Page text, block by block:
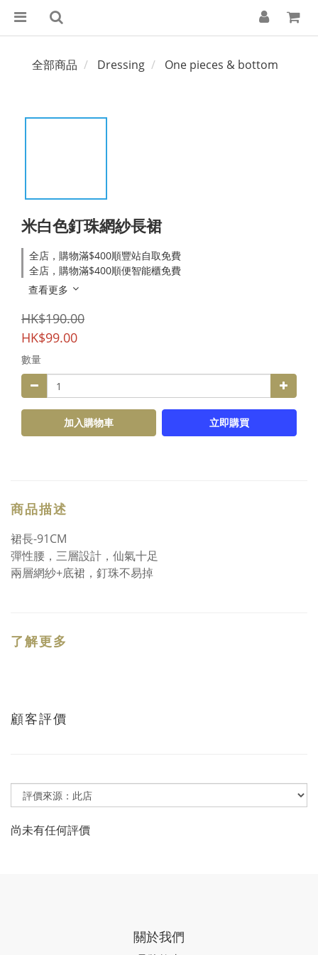
全部商品 Dressing One pieces & bottom
米白色釘珠網紗長裙
全店，購物滿$400順豐站自取免費
全店，購物滿$400順便智能櫃免費
查看更多
HK$190.00
HK$99.00
數量
加入購物車 立即購買
商品描述
裙長-91CM
彈性腰，三層設計，仙氣十足
兩層網紗+底裙，釘珠不易掉
了解更多
顧客評價
尚未有任何評價
關於我們